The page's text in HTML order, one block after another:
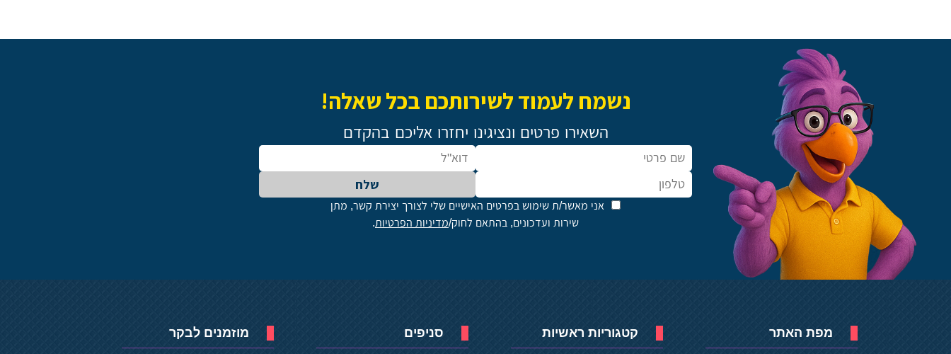
נשמח לעמוד לשירותכם בכל שאלה!
השאירו פרטים ונציגינו יחזרו אליכם בהקדם
שלח
אני מאשר/ת שימוש בפרטים האישיים שלי לצורך יצירת קשר, מתן
שירות ועדכונים, בהתאם לחוק/מדיניות הפרטיות.
מפת האתר קטגוריות ראשיות סניפים מוזמנים לבקר